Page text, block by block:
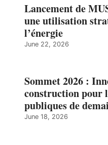
Lancement de
une utilisation
l’énergie
June 22, 2026
Sommet 2026 :
construction pour
publiques de
June 18, 2026